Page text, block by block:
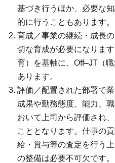
基づき行うほか、必要な
的に行うこともあります。
育成／事業の継続・成長
切な育成が必要になりま
育）を基軸に、Off–JT（
あります。
評価／配置された部署で
成果や勤務態度、能力、
おいて上司から評価され
こととなります。仕事の
給・賞与等の査定を行う
の整備は必要不可欠です。